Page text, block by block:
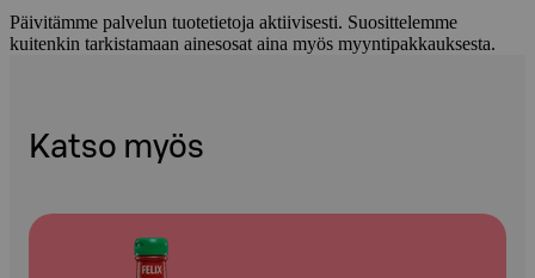
Päivitämme palvelun tuotetietoja aktiivisesti. Suosittelemme
kuitenkin tarkistamaan ainesosat aina myös myyntipakkauksesta.
Katso myös